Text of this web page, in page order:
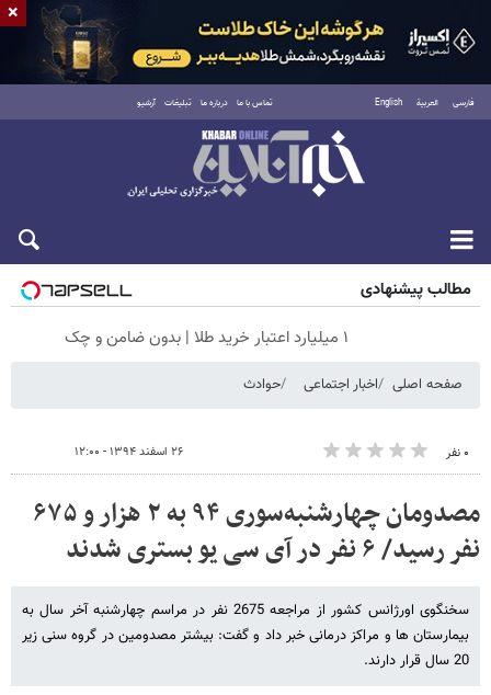
فارسی العربية English تماس با ما درباره ما تبلیغات آرشیو
جمعه ۱۶ مرداد ۱۴۰۵
مطالب پیشنهادی
۱ میلیارد اعتبار خرید طلا | بدون ضامن و چک
صفحه اصلی اخبار اجتماعی حوادث
۰ نفر ۲۶ اسفند ۱۳۹۴ - ۱۲:۰۰
مصدومان چهار‌شنبه‌سوری ۹۴ به ۲ هزار و ۶۷۵
نفر رسید/ ۶ نفر در آی سی یو بستری شدند
سخنگوی اورژانس کشور از مراجعه 2675 نفر در مراسم چهارشنبه آخر سال به
بیمارستان ها و مراکز درمانی خبر داد و گفت: بیشتر مصدومین در گروه سنی زیر
20 سال قرار دارند.
×